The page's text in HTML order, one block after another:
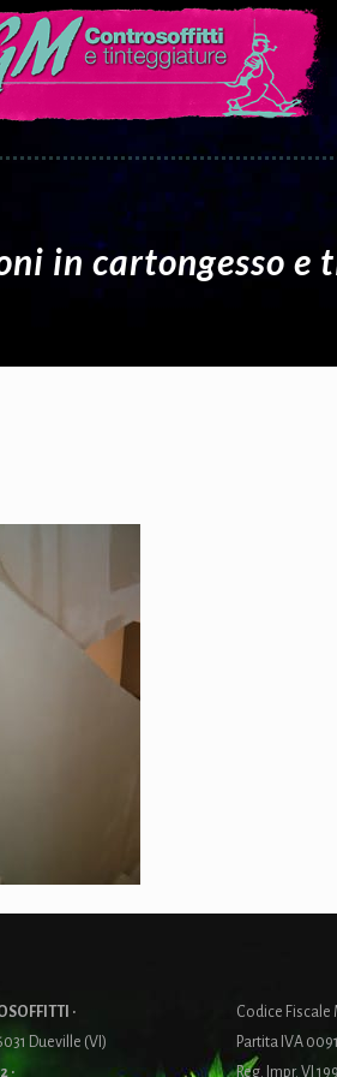
in cartongesso
·
Dueville (VI)
·
Codice Fiscale
Partita IVA
Reg. Impr. VI